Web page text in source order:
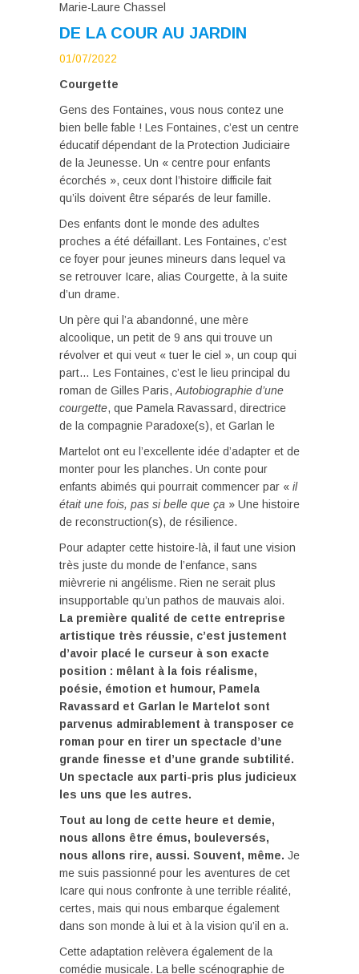
Marie-Laure Chassel
DE LA COUR AU JARDIN
01/07/2022
Courgette
Gens des Fontaines, vous nous contez une
bien belle fable ! Les Fontaines, c’est un centre
éducatif dépendant de la Protection Judiciaire
de la Jeunesse. Un « centre pour enfants
écorchés », ceux dont l’histoire difficile fait
qu’ils doivent être séparés de leur famille.
Des enfants dont le monde des adultes
proches a été défaillant. Les Fontaines, c’est
ce foyer pour jeunes mineurs dans lequel va
se retrouver Icare, alias Courgette, à la suite
d’un drame.
Un père qui l’a abandonné, une mère
alcoolique, un petit de 9 ans qui trouve un
révolver et qui veut « tuer le ciel », un coup qui
part… Les Fontaines, c’est le lieu principal du
roman de Gilles Paris, Autobiographie d’une
courgette, que Pamela Ravassard, directrice
de la compagnie Paradoxe(s), et Garlan le
Martelot ont eu l’excellente idée d’adapter et de
monter pour les planches. Un conte pour
enfants abimés qui pourrait commencer par « il
était une fois, pas si belle que ça » Une histoire
de reconstruction(s), de résilience.
Pour adapter cette histoire-là, il faut une vision
très juste du monde de l’enfance, sans
mièvrerie ni angélisme. Rien ne serait plus
insupportable qu’un pathos de mauvais aloi.
La première qualité de cette entreprise
artistique très réussie, c’est justement
d’avoir placé le curseur à son exacte
position : mêlant à la fois réalisme,
poésie, émotion et humour, Pamela
Ravassard et Garlan le Martelot sont
parvenus admirablement à transposer ce
roman pour en tirer un spectacle d’une
grande finesse et d’une grande subtilité.
Un spectacle aux parti-pris plus judicieux
les uns que les autres.
Tout au long de cette heure et demie,
nous allons être émus, bouleversés,
nous allons rire, aussi. Souvent, même. Je
me suis passionné pour les aventures de cet
Icare qui nous confronte à une terrible réalité,
certes, mais qui nous embarque également
dans son monde à lui et à la vision qu’il en a.
Cette adaptation relèvera également de la
comédie musicale. La belle scénographie de